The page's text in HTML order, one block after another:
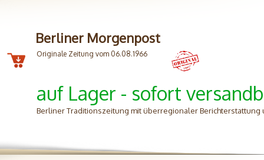
Berliner Morgenpost
Originale Zeitung vom 06.08.1966
auf Lager - sofort
Berliner Traditionszeitung mit überregionaler